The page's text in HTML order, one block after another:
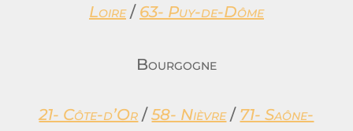
Loire / 63- Puy-de-Dôme
Bourgogne
21- Côte-d’Or /58- Nièvre / 71- Saône-